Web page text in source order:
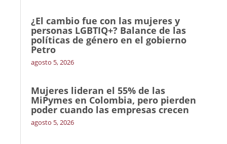
¿El cambio fue con las mujeres y
personas LGBTIQ+? Balance de las
políticas de género en el gobierno
Petro
agosto 5, 2026
Mujeres lideran el 55% de las
MiPymes en Colombia, pero pierden
poder cuando las empresas crecen
agosto 5, 2026